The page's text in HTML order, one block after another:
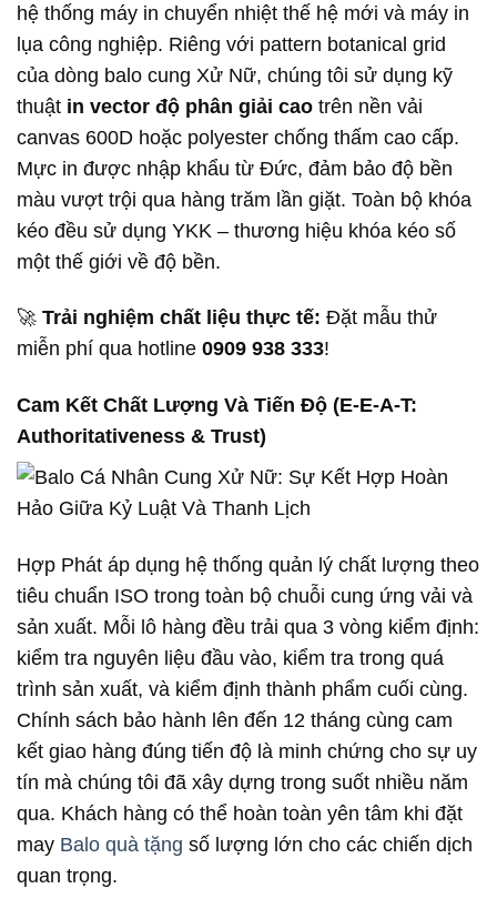
hệ thống máy in chuyển nhiệt thế hệ mới và máy in
lụa công nghiệp. Riêng với pattern botanical grid
của dòng balo cung Xử Nữ, chúng tôi sử dụng kỹ
thuật in vector độ phân giải cao trên nền vải
canvas 600D hoặc polyester chống thấm cao cấp.
Mực in được nhập khẩu từ Đức, đảm bảo độ bền
màu vượt trội qua hàng trăm lần giặt. Toàn bộ khóa
kéo đều sử dụng YKK – thương hiệu khóa kéo số
một thế giới về độ bền.
🚀 Trải nghiệm chất liệu thực tế: Đặt mẫu thử
miễn phí qua hotline 0909 938 333!
Cam Kết Chất Lượng Và Tiến Độ (E-E-A-T:
Authoritativeness & Trust)
Hợp Phát áp dụng hệ thống quản lý chất lượng theo
tiêu chuẩn ISO trong toàn bộ chuỗi cung ứng vải và
sản xuất. Mỗi lô hàng đều trải qua 3 vòng kiểm định:
kiểm tra nguyên liệu đầu vào, kiểm tra trong quá
trình sản xuất, và kiểm định thành phẩm cuối cùng.
Chính sách bảo hành lên đến 12 tháng cùng cam
kết giao hàng đúng tiến độ là minh chứng cho sự uy
tín mà chúng tôi đã xây dựng trong suốt nhiều năm
qua. Khách hàng có thể hoàn toàn yên tâm khi đặt
may Balo quà tặng số lượng lớn cho các chiến dịch
quan trọng.